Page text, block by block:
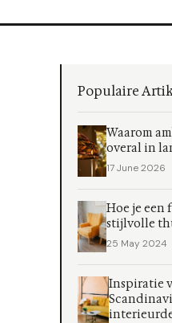
Populaire
Waarom
overal in
17 June 2026
Hoe je een
stijlvolle
25 May 2024
Inspiratie